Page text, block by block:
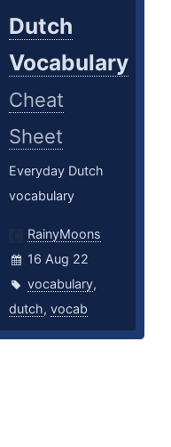
Dutch
Vocabulary
Cheat
Sheet
Everyday Dutch
vocabulary
RainyMoons
16 Aug 22
vocabulary,
dutch,vocab